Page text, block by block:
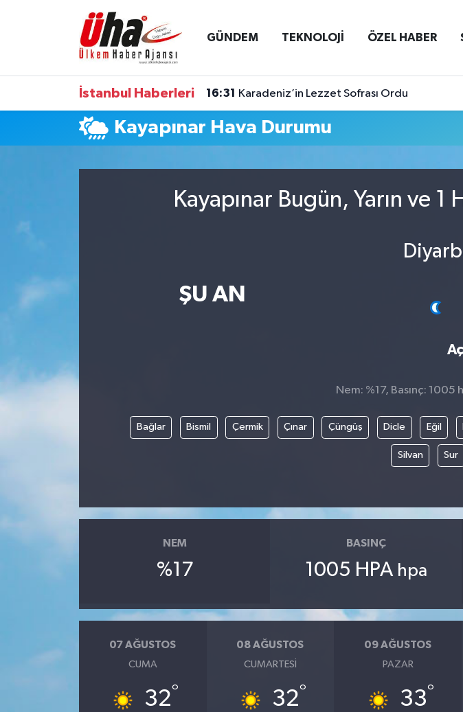
GÜNDEM TEKNOLOJİ ÖZEL HABER
İstanbul Haberleri 16:31 Karadeniz’in Lezzet Sofrası Ordu
Kayapınar Hava Durumu
Kayapınar Bugün, Yarın ve
ŞU AN
Nem: %17, Basınç: 1005
Bağlar Bismil Çermik Çınar Çüngüş Dicle Eğil
Silvan Sur
NEM
%17
BASINÇ
1005 HPA hpa
07 AĞUSTOS
CUMA
32°
08 AĞUSTOS
CUMARTESI
32°
09 AĞUSTOS
PAZAR
33°
İstanbul Nöbetçi Eczaneler
İstanbul Hava Durumu
İstanbul Namaz Vakitleri
Süper Lig Puan Durumu ve Fikstür